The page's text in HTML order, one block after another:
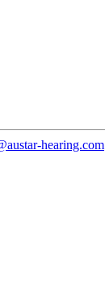
hearing.com